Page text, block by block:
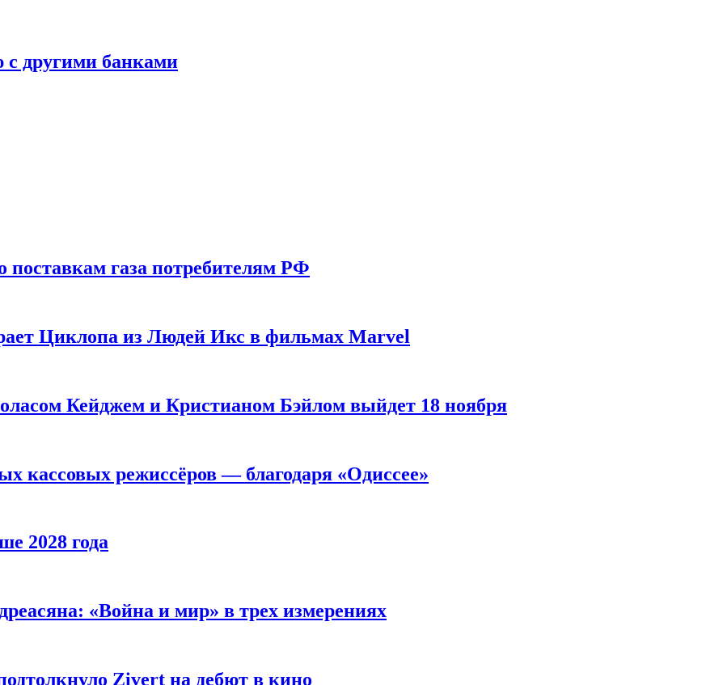
с другими банками
поставкам газа потребителям РФ
Циклопа из Людей Икс в фильмах Marvel
Кейджем и Кристианом Бэйлом выйдет 18 ноября
кассовых режиссёров — благодаря «Одиссее»
2028 года
«Война и мир» в трех измерениях
Zivert на дебют в кино